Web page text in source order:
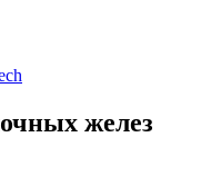
желез